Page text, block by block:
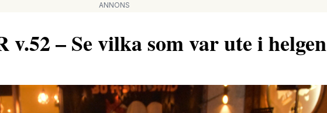
ANNONS
– Se vilka som var ute i helgen